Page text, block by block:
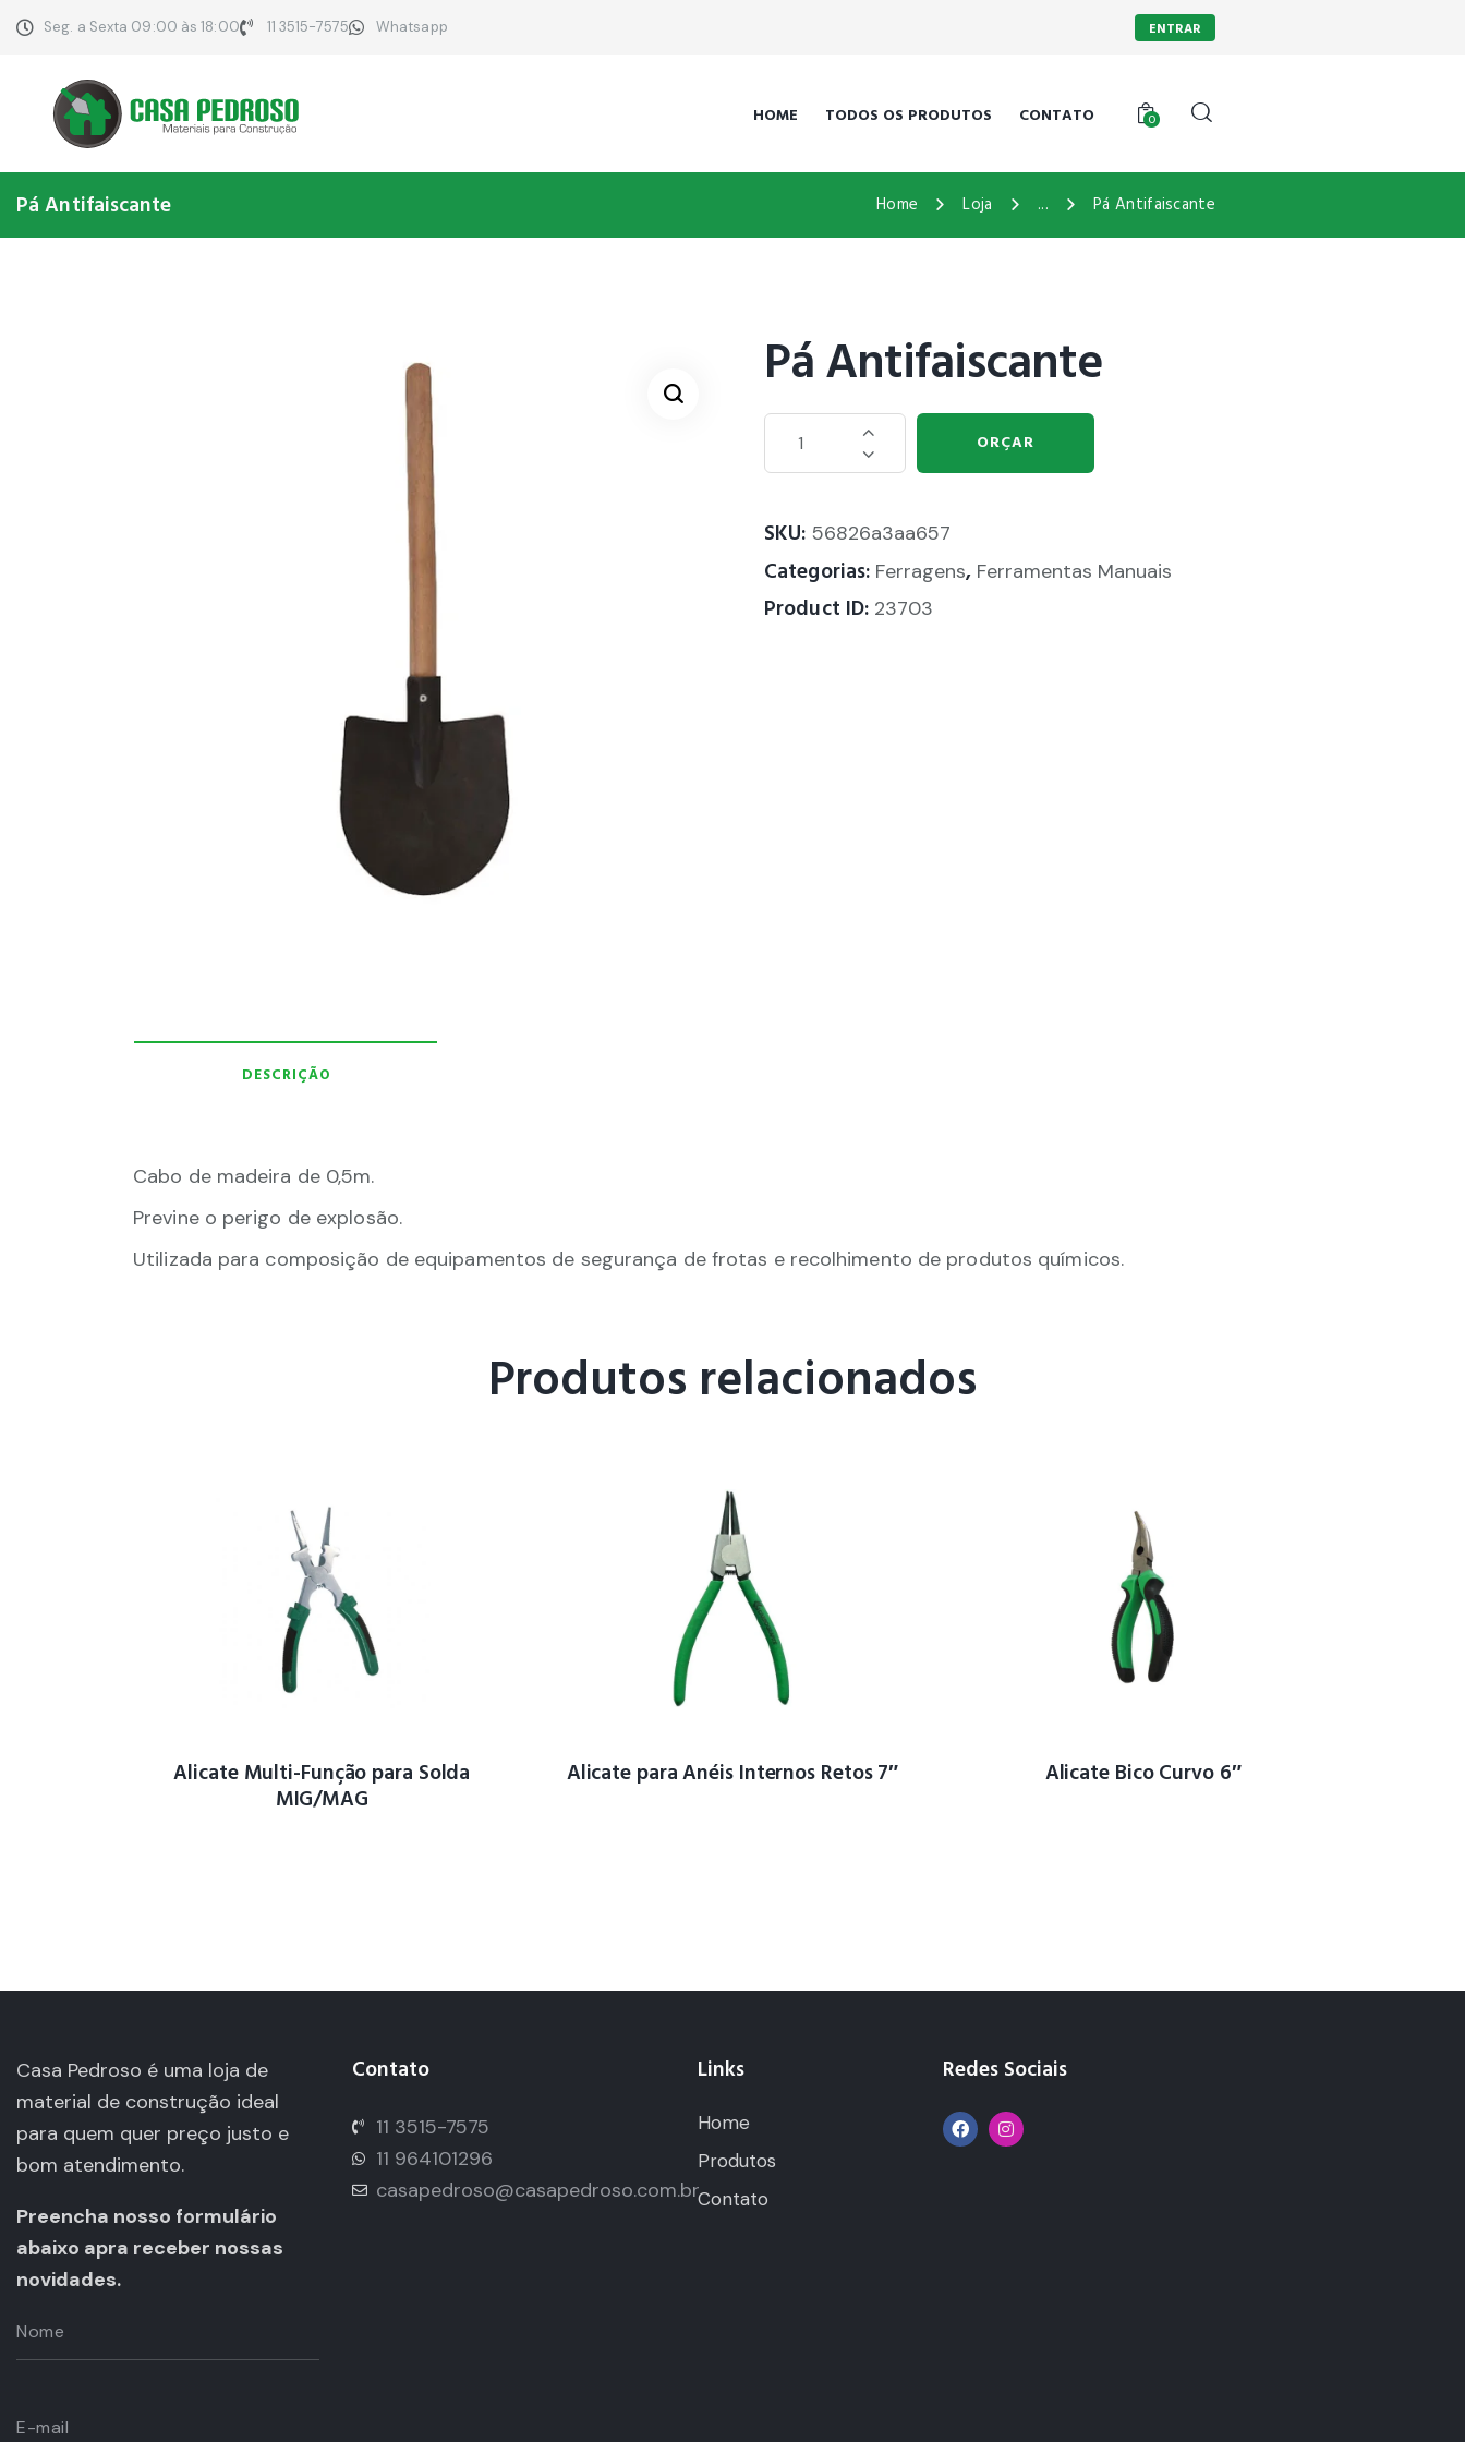
Seg. a Sexta 09:00 às 18:00 11 3515-7575 Whatsapp ENTRAR
HOME TODOS OS PRODUTOS CONTATO 0
Pá Antifaiscante Home Loja ... Pá Antifaiscante
Pá Antifaiscante
ORÇAR
SKU: 56826a3aa657
Categorias: Ferragens, Ferramentas Manuais
Product ID: 23703
DESCRIÇÃO
Cabo de madeira de 0,5m.
Previne o perigo de explosão.
Utilizada para composição de equipamentos de segurança de frotas e recolhimento de produtos químicos.
Produtos relacionados
Alicate Multi-Função para Solda
MIG/MAG
Alicate para Anéis Internos Retos 7″ Alicate Bico Curvo 6″
Casa Pedroso é uma loja de
material de construção ideal
para quem quer preço justo e
bom atendimento.
Preencha nosso formulário
abaixo apra receber nossas
novidades.
Contato
11 3515-7575
11 964101296
casapedroso@casapedroso.com.br
Links
Home
Produtos
Contato
Redes Sociais